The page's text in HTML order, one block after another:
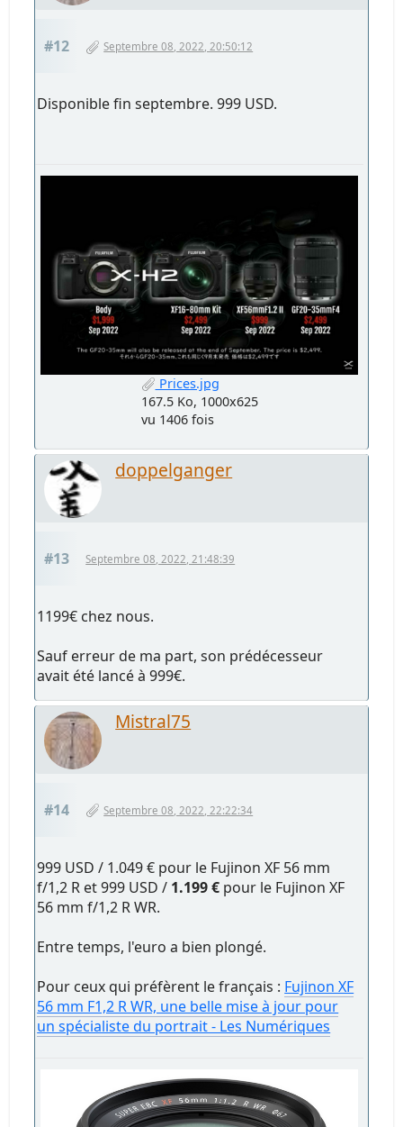
#12 Septembre 08, 2022, 20:50:12
Disponible fin septembre. 999 USD.
Prices.jpg
167.5 Ko, 1000x625
vu 1406 fois
doppelganger
#13 Septembre 08, 2022, 21:48:39
1199€ chez nous.
Sauf erreur de ma part, son prédécesseur
avait été lancé à 999€.
Mistral75
#14 Septembre 08, 2022, 22:22:34
999 USD / 1.049 € pour le Fujinon XF 56 mm
f/1,2 R et 999 USD / 1.199 € pour le Fujinon XF
56 mm f/1,2 R WR.
Entre temps, l'euro a bien plongé.
Pour ceux qui préfèrent le français : Fujinon XF
56 mm F1,2 R WR, une belle mise à jour pour
un spécialiste du portrait - Les Numériques